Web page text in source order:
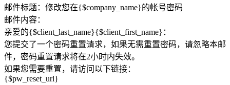
邮件标题：修改您在{$company_name}的帐号密码
邮件内容：
亲爱的{$client_last_name}{$client_first_name}：
您提交了一个密码重置请求，如果无需重置密码，请忽略本邮
件，密码重置请求将在2小时内失效。
如果您需要重置，请访问以下链接：
{$pw_reset_url}